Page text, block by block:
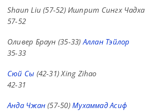
Shaun Liu (57-52) Ишприт Сингх Чадха
57-52
Оливер Браун (35-33)Аллан Тэйлор
35-33
Сюй Сы (42-31) Xing Zihao
42-31
Анда Чжан (57-50)Мухаммад Асиф